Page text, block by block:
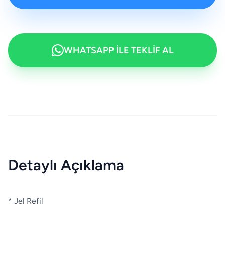
WHATSAPP İLE TEKLİF AL
Detaylı Açıklama
* Jel Refil